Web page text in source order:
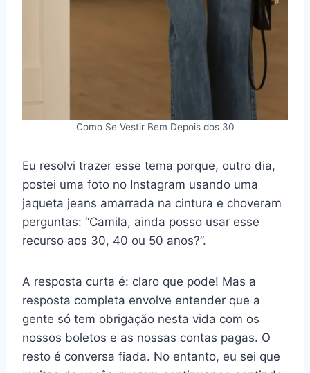
Como Se Vestir Bem Depois dos 30
Eu resolvi trazer esse tema porque, outro dia,
postei uma foto no Instagram usando uma
jaqueta jeans amarrada na cintura e choveram
perguntas: “Camila, ainda posso usar esse
recurso aos 30, 40 ou 50 anos?”.
A resposta curta é: claro que pode! Mas a
resposta completa envolve entender que a
gente só tem obrigação nesta vida com os
nossos boletos e as nossas contas pagas. O
resto é conversa fiada. No entanto, eu sei que